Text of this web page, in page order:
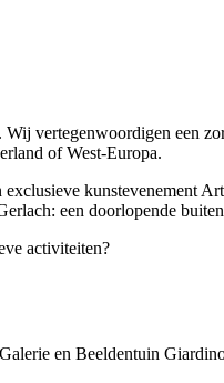
vertegenwoordigen een
of West-Europa.
kunstevenement
een doorlopende
activiteiten?
en Beeldentuin